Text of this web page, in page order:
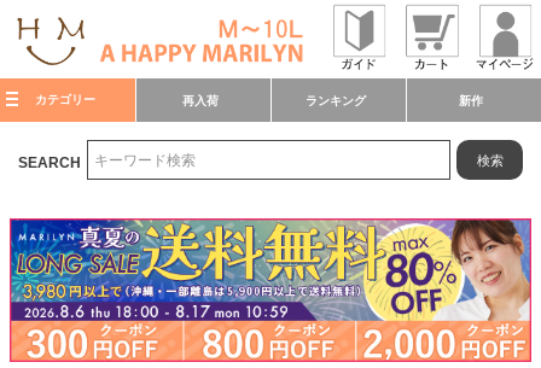
カテゴリー 再入荷 ランキング 新作
SEARCH 検索